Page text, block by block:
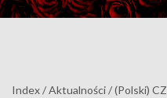
Index/Aktualności/(Polski)